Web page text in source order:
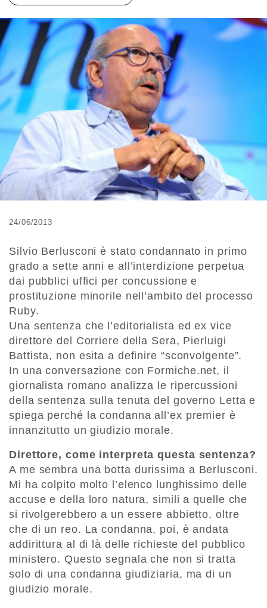
24/06/2013
Silvio Berlusconi è stato condannato in primo
grado a sette anni e all’interdizione perpetua
dai pubblici uffici per concussione e
prostituzione minorile nell’ambito del processo
Ruby.
Una sentenza che l’editorialista ed ex vice
direttore del Corriere della Sera, Pierluigi
Battista, non esita a definire “sconvolgente”.
In una conversazione con Formiche.net, il
giornalista romano analizza le ripercussioni
della sentenza sulla tenuta del governo Letta e
spiega perché la condanna all’ex premier è
innanzitutto un giudizio morale.
Direttore, come interpreta questa sentenza?
A me sembra una botta durissima a Berlusconi.
Mi ha colpito molto l’elenco lunghissimo delle
accuse e della loro natura, simili a quelle che
si rivolgerebbero a un essere abbietto, oltre
che di un reo. La condanna, poi, è andata
addirittura al di là delle richieste del pubblico
ministero. Questo segnala che non si tratta
solo di una condanna giudiziaria, ma di un
giudizio morale.